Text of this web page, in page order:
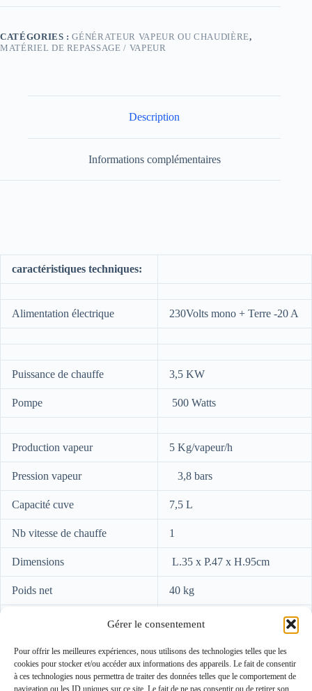
Gérer le consentement
Pour offrir les meilleures expériences, nous utilisons des technologies telles que les
cookies pour stocker et/ou accéder aux informations des appareils. Le fait de consentir
à ces technologies nous permettra de traiter des données telles que le comportement de
navigation ou les ID uniques sur ce site. Le fait de ne pas consentir ou de retirer son
CATÉGORIES :GÉNÉRATEUR VAPEUR OU CHAUDIÈRE,
MATÉRIEL DE REPASSAGE / VAPEUR
Description
Informations complémentaires
caractéristiques techniques:
Alimentation électrique 230Volts mono + Terre -20 A
Puissance de chauffe 3,5 KW
Pompe 500 Watts
Production vapeur 5 Kg/vapeur/h
Pression vapeur 3,8 bars
Capacité cuve 7,5 L
Nb vitesse de chauffe 1
Dimensions L.35 x P.47 x H.95cm
Poids net 40 kg
65 dB
Notre histoire
Conditions générales de ventes (CGV)
Politique de confidentialité (RGPD)